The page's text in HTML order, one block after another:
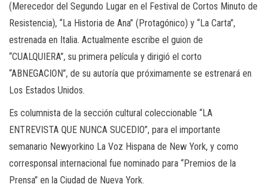
(Merecedor del Segundo Lugar en el Festival de Cortos Minuto de
Resistencia), “La Historia de Ana” (Protagónico) y “La Carta”,
estrenada en Italia. Actualmente escribe el guion de
“CUALQUIERA”, su primera película y dirigió el corto
“ABNEGACION”, de su autoría que próximamente se estrenará en
Los Estados Unidos.
Es columnista de la sección cultural coleccionable “LA
ENTREVISTA QUE NUNCA SUCEDIO”, para el importante
semanario Newyorkino La Voz Hispana de New York, y como
corresponsal internacional fue nominado para “Premios de la
Prensa” en la Ciudad de Nueva York.